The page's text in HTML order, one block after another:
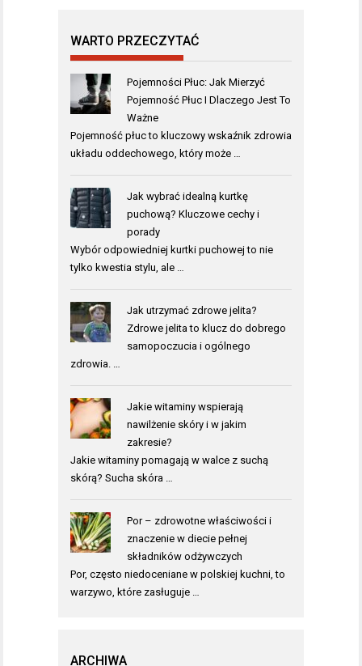
WARTO PRZECZYTAĆ
Pojemności Płuc: Jak Mierzyć
Pojemność Płuc I Dlaczego Jest To
Ważne
Pojemność płuc to kluczowy wskaźnik zdrowia
układu oddechowego, który może …
Jak wybrać idealną kurtkę
puchową? Kluczowe cechy i
porady
Wybór odpowiedniej kurtki puchowej to nie
tylko kwestia stylu, ale …
Jak utrzymać zdrowe jelita?
Zdrowe jelita to klucz do dobrego
samopoczucia i ogólnego
zdrowia. …
Jakie witaminy wspierają
nawilżenie skóry i w jakim
zakresie?
Jakie witaminy pomagają w walce z suchą
skórą? Sucha skóra …
Por – zdrowotne właściwości i
znaczenie w diecie pełnej
składników odżywczych
Por, często niedoceniane w polskiej kuchni, to
warzywo, które zasługuje …
ARCHIWA